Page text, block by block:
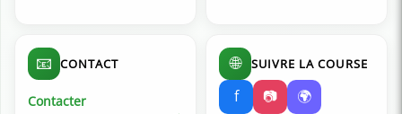
📧 CONTACT
Contacter
🌐 SUIVRE LA COURSE
f 📷 🌍